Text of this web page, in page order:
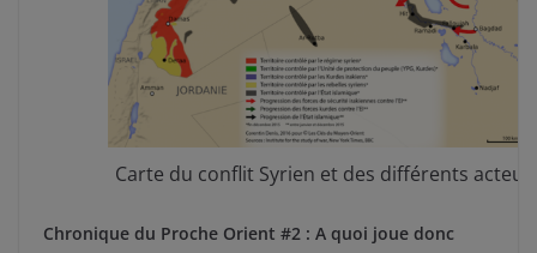
Carte du conflit Syrien et des différents
Chronique du Proche Orient #2 : A quoi joue donc